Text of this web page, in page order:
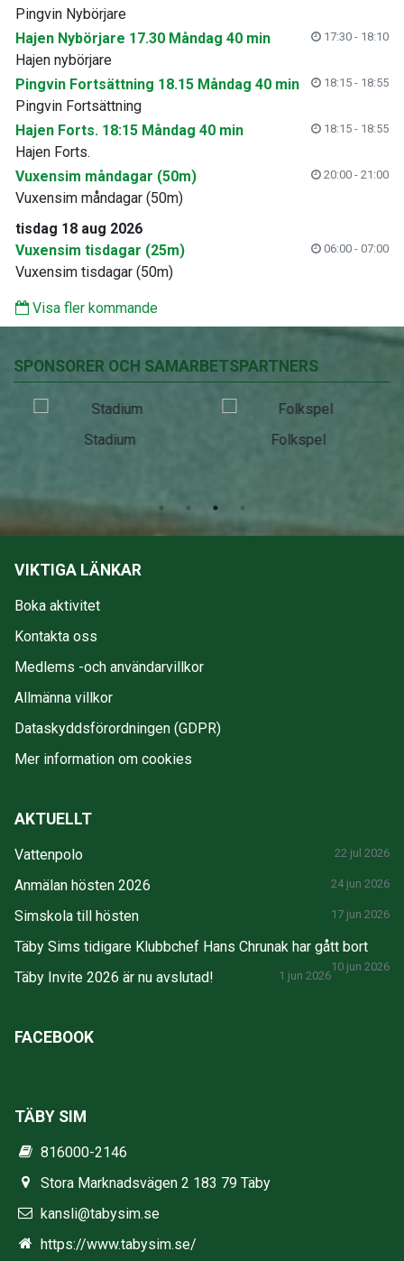
Pingvin Nybörjare
Hajen Nybörjare 17.30 Måndag 40 min
17:30 - 18:10
Hajen nybörjare
Pingvin Fortsättning 18.15 Måndag 40 min
18:15 - 18:55
Pingvin Fortsättning
Hajen Forts. 18:15 Måndag 40 min
18:15 - 18:55
Hajen Forts.
Vuxensim måndagar (50m)
20:00 - 21:00
Vuxensim måndagar (50m)
tisdag 18 aug 2026
Vuxensim tisdagar (25m)
06:00 - 07:00
Vuxensim tisdagar (50m)
Visa fler kommande
SPONSORER OCH SAMARBETSPARTNERS
Stadium Folkspel
VIKTIGA LÄNKAR
Boka aktivitet
Kontakta oss
Medlems -och användarvillkor
Allmänna villkor
Dataskyddsförordningen (GDPR)
Mer information om cookies
AKTUELLT
Vattenpolo 22 jul 2026
Anmälan hösten 2026 24 jun 2026
Simskola till hösten 17 jun 2026
Täby Sims tidigare Klubbchef Hans Chrunak har gått bort
10 jun 2026
Täby Invite 2026 är nu avslutad! 1 jun 2026
FACEBOOK
TÄBY SIM
816000-2146
Stora Marknadsvägen 2 183 79 Täby
kansli@tabysim.se
https://www.tabysim.se/